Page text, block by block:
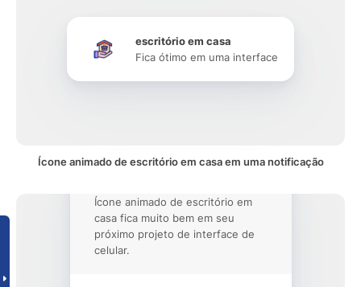
escritório em casa
Fica ótimo em uma interface
Ícone animado de escritório em casa em uma notificação
Ícone animado de escritório em
casa fica muito bem em seu
próximo projeto de interface de
celular.